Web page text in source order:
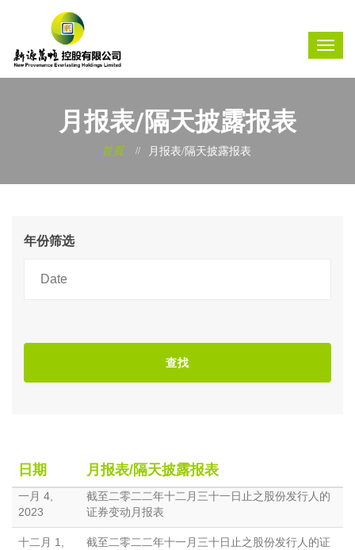
月报表/隔天披露报表
首頁 月报表/隔天披露报表
年份筛选
查找
日期 月报表/隔天披露报表
一月 4,
2023
截至二零二二年十二月三十一日止之股份发行人的
证券变动月报表
十二月 1,
截至二零二二年十一月三十日止之股份发行人的证